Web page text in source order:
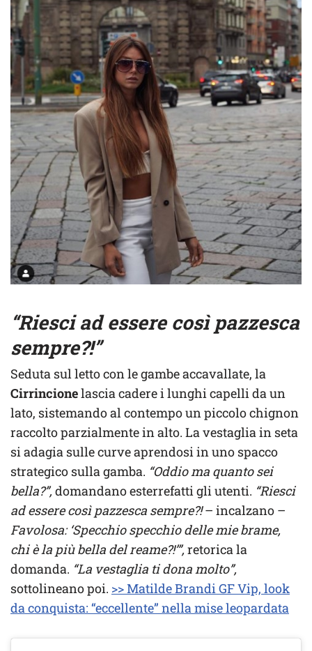
“Riesci ad essere così pazzesca
sempre?!”
Seduta sul letto con le gambe accavallate, la
Cirrincionelascia cadere i lunghi capelli da un
lato, sistemando al contempo un piccolo chignon
raccolto parzialmente in alto. La vestaglia in seta
si adagia sulle curve aprendosi in uno spacco
strategico sulla gamba. “Oddio ma quanto sei
bella?”,domandano esterrefatti gli utenti. “Riesci
ad essere così pazzesca sempre?!– incalzano –
Favolosa: ‘Specchio specchio delle mie brame,
chi è la più bella del reame?!’”,retorica la
domanda. “La vestaglia ti dona molto”,
sottolineano poi. >> Matilde Brandi GF Vip, look
da conquista: “eccellente” nella mise leopardata